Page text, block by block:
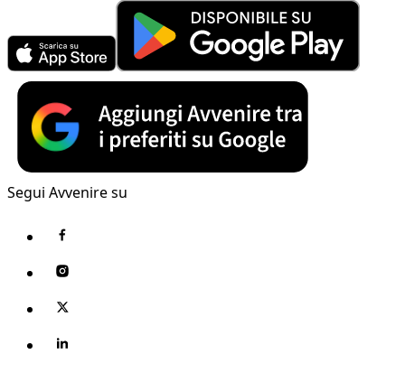
Segui Avvenire su